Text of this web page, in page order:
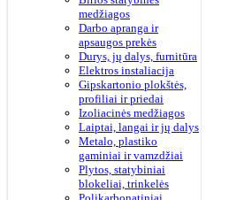
medžiagos
Darbo apranga ir
apsaugos prekės
Durys, jų dalys, furnitūra
Elektros instaliacija
Gipskartonio plokštės,
profiliai ir priedai
Izoliacinės medžiagos
Laiptai, langai ir jų dalys
Metalo, plastiko
gaminiai ir vamzdžiai
Plytos, statybiniai
blokeliai, trinkelės